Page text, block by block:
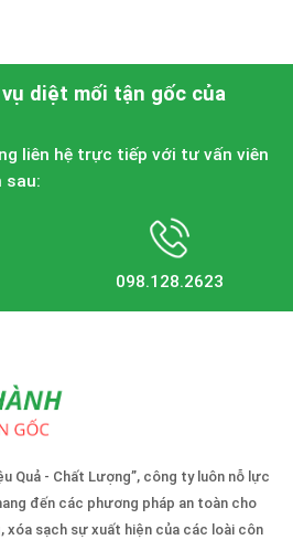
diệt mối tận gốc của
liên hệ trực tiếp với tư vấn viên
sau:
098.128.2623
Quả - Chất Lượng”, công ty luôn nỗ lực
đến các phương pháp an toàn cho
xóa sạch sự xuất hiện của các loài côn